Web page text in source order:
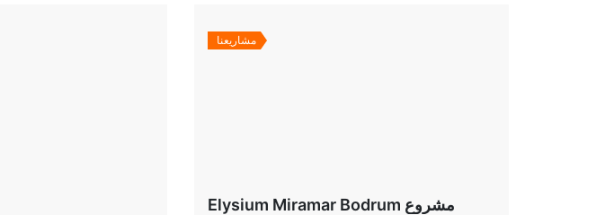
مشاريعنا
مشروع Elysium Miramar Bodrum